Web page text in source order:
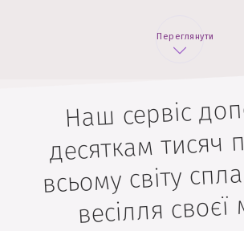
Переглянути
Наш сервіс
десяткам тисяч
всьому світу
весілля своєї